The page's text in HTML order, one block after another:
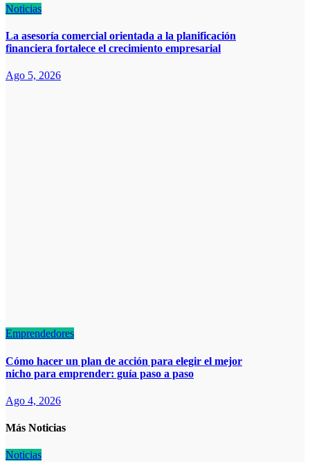
Noticias
La asesoría comercial orientada a la planificación
financiera fortalece el crecimiento empresarial
Ago 5, 2026
Emprendedores
Cómo hacer un plan de acción para elegir el mejor
nicho para emprender: guía paso a paso
Ago 4, 2026
Más Noticias
Noticias